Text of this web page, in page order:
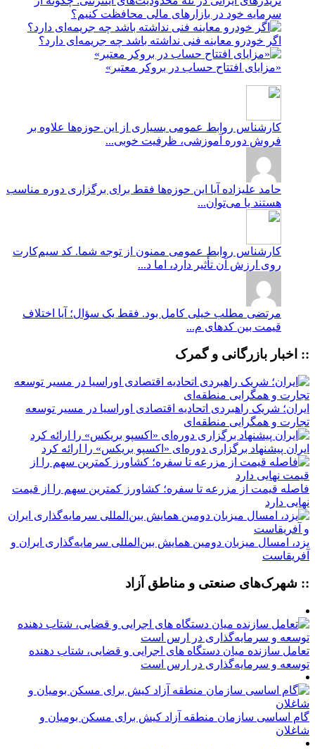
سرمایه خود در بازارهای مالی محافظت کنیم؟
اگر خودرو معاینه فنی نداشته باشد چه جریمه‌ای دارد؟
«مزایای افتتاح حساب در بروکر معتبر»
کارشناس روابط عمومی بسیاری از این حوزه‌ها علاوه بر
فروش دوره آموزشی، ظرفیت خوبی...
حامد علیزاده آیا این حوزه‌ها فقط برای برگزاری دوره مناسب
هستند یا می‌توان...
کارشناس روابط عمومی ممنون از توجه شما. کد سیم‌کارت
روی ارزش آن تأثیر دارد، اما د...
مرتضی مطلب خیلی کامل بود. فقط یک سؤال؛ آیا اختلاف
قیمت بین کدهای م...
:: اخبار بازرگانی و گمرک
ایران؛ شریک راهبردی اتحادیه اقتصادی اوراسیا در مسیر توسعه
تجارت و همگرایی منطقه‌ای
ایران پیشنهاد برگزاری دوره‌ای «اکسپو بریکس» را ارائه کرد
فاصله قیمت از مزرعه تا سفره؛ کشاورز کمترین سهم را از قیمت
نهایی دارد
یزد، امسال میزبان دومین همایش بین‌المللی سرمایه‌گذاری ایران و
آفریقاست
:: شهرک‌های صنعتی و مناطق آزاد
تعامل سازنده میان دستگاه‌ های اجرایی و قضایی، شتاب‌ دهنده
توسعه و سرمایه‌گذاری در ارس است
گام اساسی سازمان منطقه آزاد کیش برای مسکن بومیان و
شاغلان